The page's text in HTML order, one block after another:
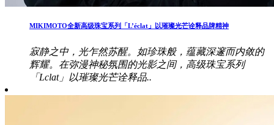
MIKIMOTO全新高级珠宝系列「L’éclat」以璀璨光芒诠释品牌精神
寂静之中，光乍然苏醒。如珍珠般，蕴藏深邃而内敛的
辉耀。在弥漫神秘氛围的光影之间，高级珠宝系列
「Lclat」以璀璨光芒诠释品..